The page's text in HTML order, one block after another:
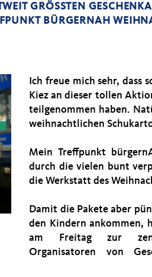
GRÖSSTEN
BÜRGERNAH
Ich freue mich sehr, dass
Kiez an dieser tollen
teilgenommen haben.
weihnachtlichen
Mein Treffpunkt
durch die vielen bunt
die Werkstatt des
Damit die Pakete aber
den Kindern ankommen,
am Freitag zur
Organisatoren von